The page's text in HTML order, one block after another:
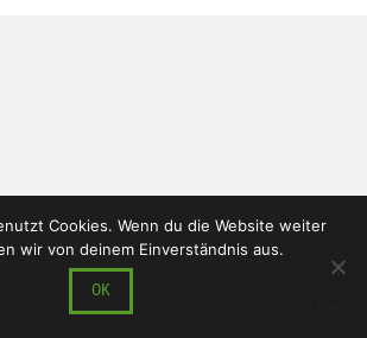
Cookies. Wenn du die Website weiter
wir von deinem Einverständnis aus.
OK